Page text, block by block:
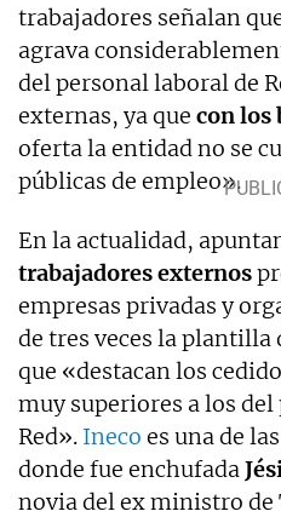
trabajadores señalan
agrava
del personal laboral de
externas, ya que con los
oferta la entidad no se
públicas de empleo».
En la actualidad,
trabajadores externos
empresas privadas y
de tres veces la plantilla
que «destacan los
muy superiores a los
Red». Ineco es una de
donde fue enchufada
novia del ex ministro de